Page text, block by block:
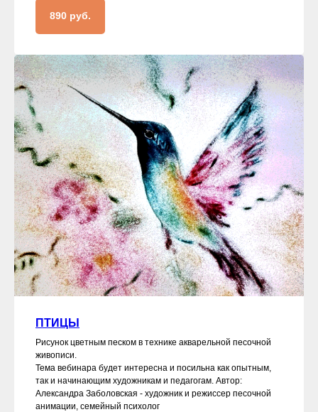
890 руб.
ПТИЦЫ
Рисунок цветным песком в технике акварельной песочной
живописи.
Тема вебинара будет интересна и посильна как опытным,
так и начинающим художникам и педагогам. Автор:
Александра Заболовская - художник и режиссер песочной
анимации, семейный психолог